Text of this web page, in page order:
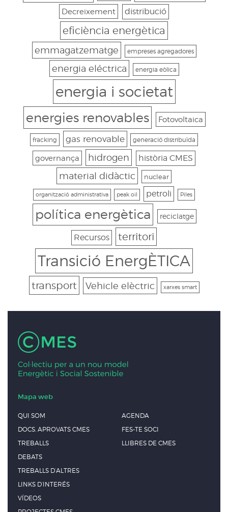
Decreixement
distribució
eficiència energètica
emmagatzematge empreses agregadores
energia eléctrica energia eòlica
energia i societat
energies renovables Fotovoltaica
fracking gas renovable generació distribuïda
governança hidrogen història CMES
material didàctic nuclear
organització administrativa peak oil petroli Piles
política energètica reciclatge
Recursos territori
Transició EnergÈTICA
transport Vehicle elèctric xarxes smart
Mapa web
QUI SOM
DOCS. APROVATS CMES
TREBALLS
DEBATS
TREBALLS D’ALTRES
LINKS D’INTERÉS
VÍDEOS
AGENDA
FES-TE SOCI
LLIBRES DE CMES